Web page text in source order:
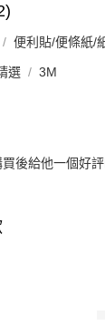
便利貼/便條紙/
選 3M
後給他一個好